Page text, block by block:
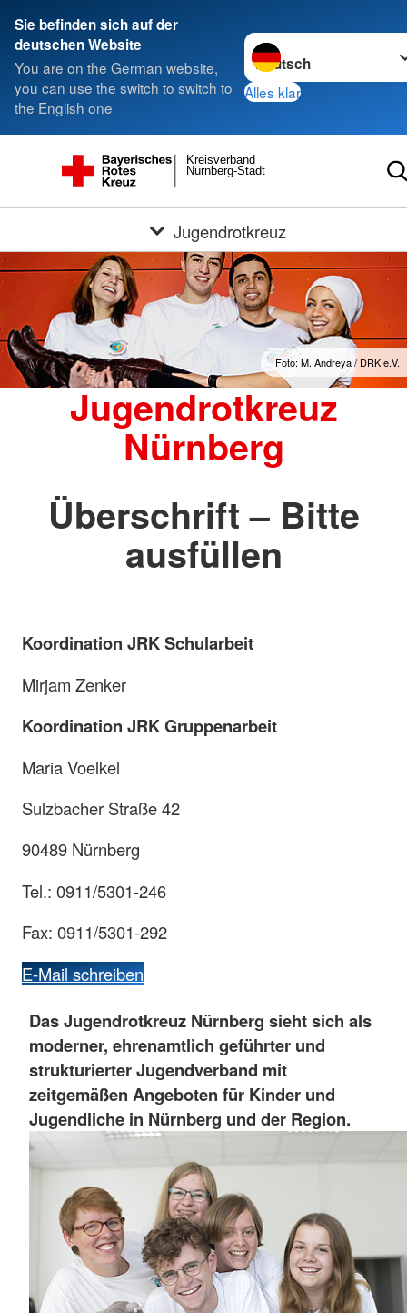
Sie befinden sich auf der
deutschen Website
You are on the German website,
you can use the switch to switch to
the English one
Sprache wechseln zu
Alles klar
Nürnberg-Stadt
Kreisverband
Jugendrotkreuz
Foto: M. Andreya / DRK e.V.
Jugendrotkreuz
Nürnberg
Überschrift – Bitte
ausfüllen
Koordination JRK Schularbeit
Mirjam Zenker
Koordination JRK Gruppenarbeit
Maria Voelkel
Sulzbacher Straße 42
90489 Nürnberg
Tel.: 0911/5301-246
Fax: 0911/5301-292
E-Mail schreiben
Das Jugendrotkreuz Nürnberg sieht sich als
moderner, ehrenamtlich geführter und
strukturierter Jugendverband mit
zeitgemäßen Angeboten für Kinder und
Jugendliche in Nürnberg und der Region.